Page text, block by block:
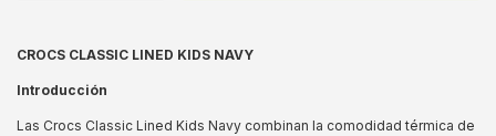
CROCS CLASSIC LINED KIDS NAVY
Introducción
Las Crocs Classic Lined Kids Navy combinan la comodidad térmica de